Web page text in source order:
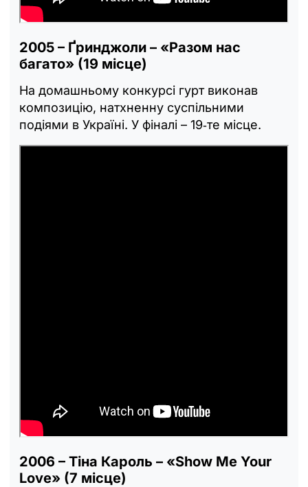
2005 – Ґринджоли – «Разом нас
багато» (19 місце)
На домашньому конкурсі гурт виконав
композицію, натхненну суспільними
подіями в Україні. У фіналі – 19‑те місце.
2006 – Тіна Кароль – «Show Me Your
Love» (7 місце)